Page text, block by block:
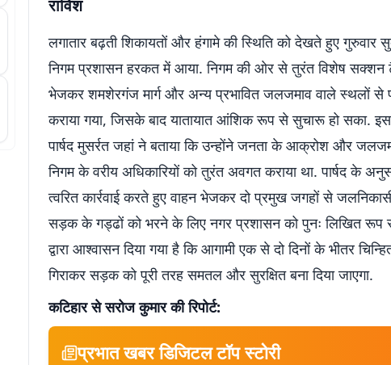
राविश
लगातार बढ़ती शिकायतों और हंगामे की स्थिति को देखते हुए
निगम प्रशासन हरकत में आया. निगम की ओर से तुरंत विशेष सक्शन
भेजकर शमशेरगंज मार्ग और अन्य प्रभावित जलजमाव वाले स्थलों से
कराया गया, जिसके बाद यातायात आंशिक रूप से सुचारू हो सका.
पार्षद मुसर्रत जहां ने बताया कि उन्होंने जनता के आक्रोश और
निगम के वरीय अधिकारियों को तुरंत अवगत कराया था. पार्षद के
त्वरित कार्रवाई करते हुए वाहन भेजकर दो प्रमुख जगहों से
सड़क के गड्ढों को भरने के लिए नगर प्रशासन को पुनः लिखित रूप से
द्वारा आश्वासन दिया गया है कि आगामी एक से दो दिनों के भीतर
गिराकर सड़क को पूरी तरह समतल और सुरक्षित बना दिया जाएगा.
कटिहार से सरोज कुमार की रिपोर्ट:
प्रभात खबर डिजिटल टॉप स्टोरी